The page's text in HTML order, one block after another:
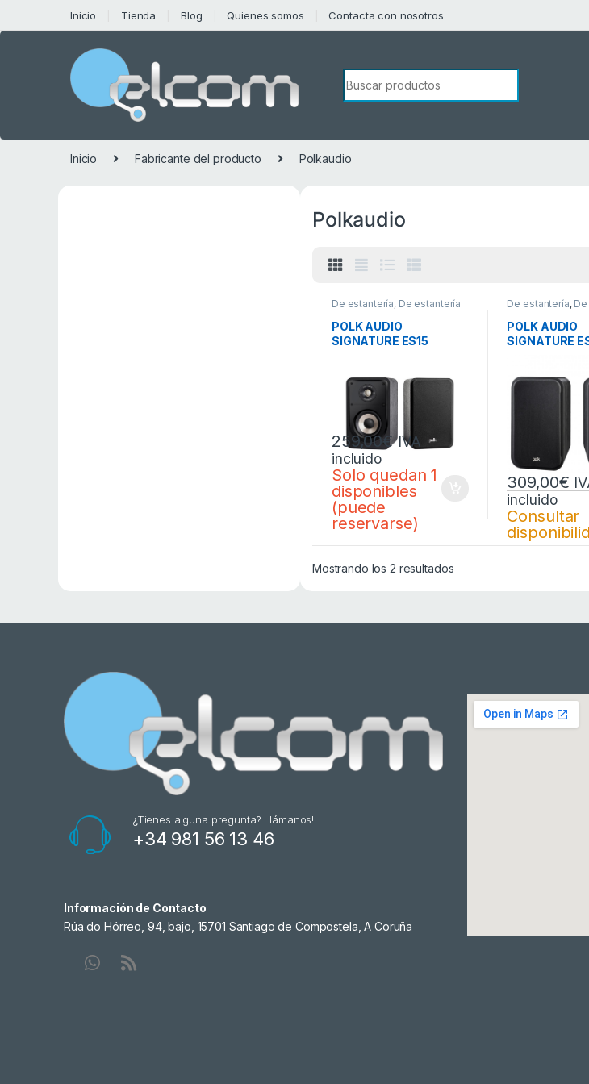
Inicio Tienda Blog Quienes somos Contacta con nosotros
Búsqueda de:
Inicio Fabricante del producto Polkaudio
Polkaudio
De estantería, De estantería
POLK AUDIO
SIGNATURE ES15
259,00€ IVA
incluido
Solo quedan 1
disponibles
(puede
reservarse)
De estantería,
POLK AUDIO
SIGNATURE
309,00€
incluido
Consultar
Mostrando los 2 resultados
¿Tienes alguna pregunta? Llámanos!
+34 981 56 13 46
Información de Contacto
Rúa do Hórreo, 94, bajo, 15701 Santiago de Compostela, A Coruña